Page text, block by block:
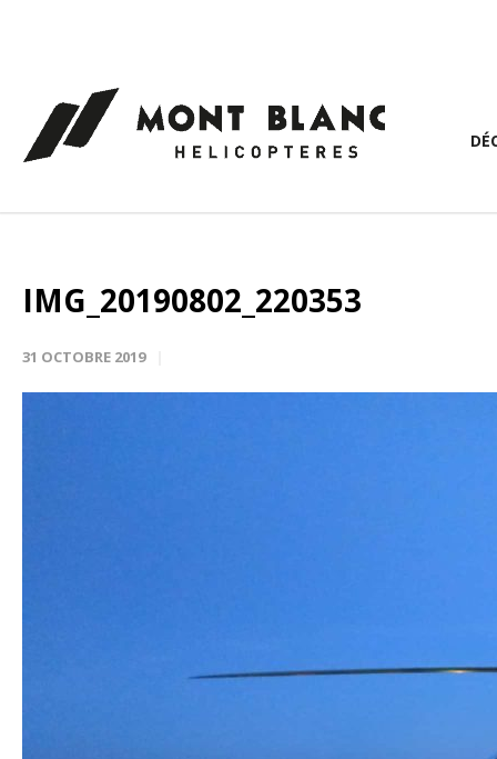
IMG_20190802_220353
31 OCTOBRE 2019